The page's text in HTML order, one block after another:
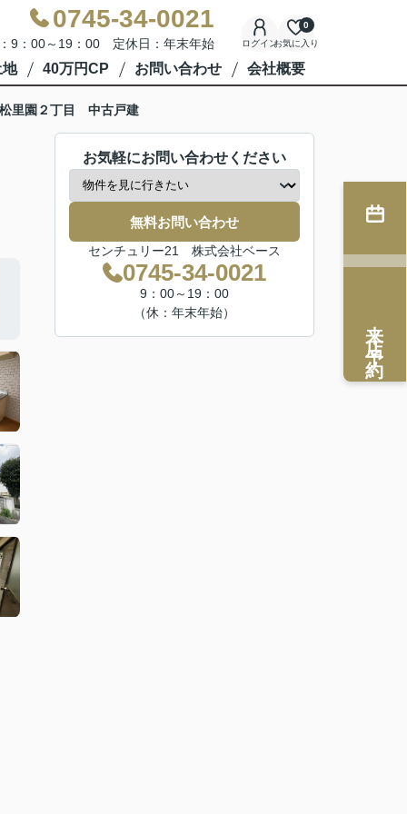
0745-34-0021
9：00～19：00 定休日：年末年始 ログインお気に入り
0
地 40万円CP お問い合わせ 会社概要
里園２丁目 中古戸建
お気軽にお問い合わせください
無料お問い合わせ
センチュリー21 株式会社ベース
0745-34-0021
9：00～19：00
（休：年末年始）
来店予約